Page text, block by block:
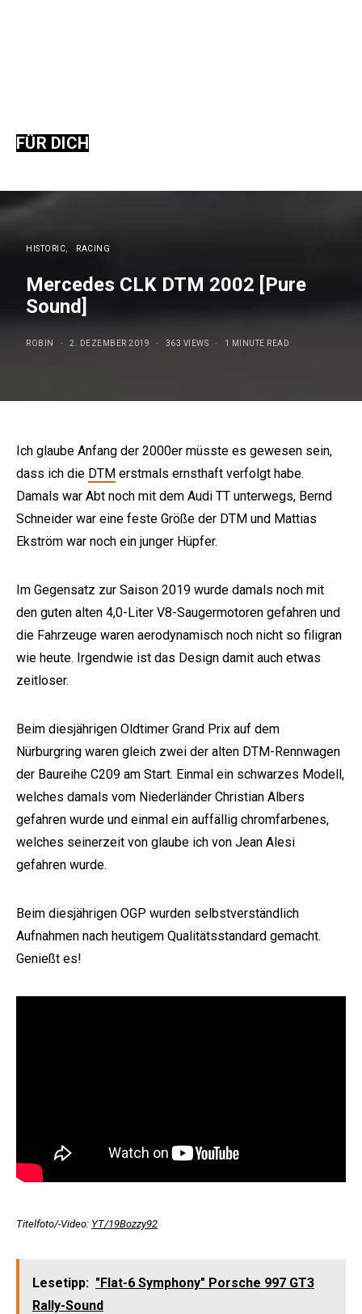
FÜR DICH
HISTORIC RACING
Mercedes CLK DTM 2002 [Pure
Sound]
ROBIN 2. DEZEMBER 2019 363 VIEWS 1 MINUTE READ
Ich glaube Anfang der 2000er müsste es gewesen sein,
dass ich die DTM erstmals ernsthaft verfolgt habe.
Damals war Abt noch mit dem Audi TT unterwegs, Bernd
Schneider war eine feste Größe der DTM und Mattias
Ekström war noch ein junger Hüpfer.
Im Gegensatz zur Saison 2019 wurde damals noch mit
den guten alten 4,0-Liter V8-Saugermotoren gefahren und
die Fahrzeuge waren aerodynamisch noch nicht so filigran
wie heute. Irgendwie ist das Design damit auch etwas
zeitloser.
Beim diesjährigen Oldtimer Grand Prix auf dem
Nürburgring waren gleich zwei der alten DTM-Rennwagen
der Baureihe C209 am Start. Einmal ein schwarzes Modell,
welches damals vom Niederländer Christian Albers
gefahren wurde und einmal ein auffällig chromfarbenes,
welches seinerzeit von glaube ich von Jean Alesi
gefahren wurde.
Beim diesjährigen OGP wurden selbstverständlich
Aufnahmen nach heutigem Qualitätsstandard gemacht.
Genießt es!
Titelfoto/-Video: YT/19Bozzy92
Lesetipp: "Flat-6 Symphony" Porsche 997 GT3
Rally-Sound